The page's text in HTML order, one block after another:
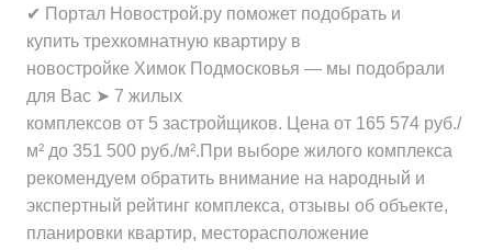
✔ Портал Новострой.ру поможет подобрать и
купить трехкомнатную квартиру в
новостройке Химок Подмосковья — мы подобрали
для Вас ➤ 7 жилых
комплексов от 5 застройщиков. Цена от 165 574 руб./
м² до 351 500 руб./м².При выборе жилого комплекса
рекомендуем обратить внимание на народный и
экспертный рейтинг комплекса, отзывы об объекте,
планировки квартир, месторасположение